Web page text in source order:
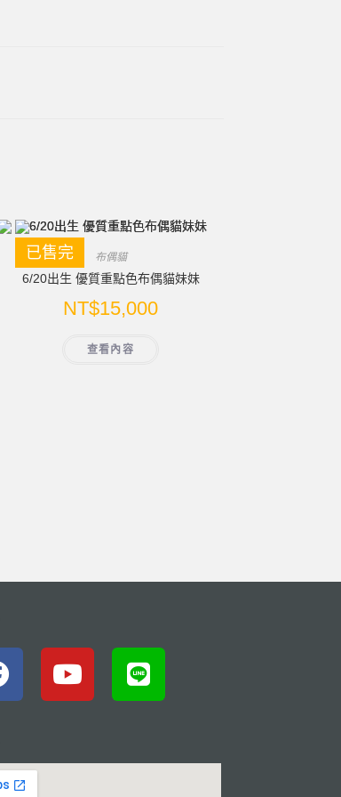
已售完 布偶貓
6/20出生 優質重點色布偶貓妹妹
NT$15,000
查看內容